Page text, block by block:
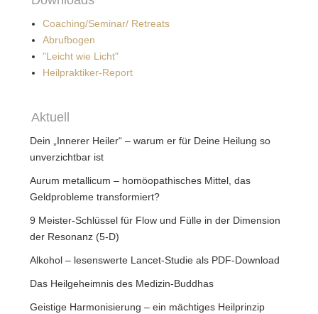
Coaching/Seminar/ Retreats
Abrufbogen
"Leicht wie Licht"
Heilpraktiker-Report
Aktuell
Dein „Innerer Heiler“ – warum er für Deine Heilung so
unverzichtbar ist
Aurum metallicum – homöopathisches Mittel, das
Geldprobleme transformiert?
9 Meister-Schlüssel für Flow und Fülle in der Dimension
der Resonanz (5-D)
Alkohol – lesenswerte Lancet-Studie als PDF-Download
Das Heilgeheimnis des Medizin-Buddhas
Geistige Harmonisierung – ein mächtiges Heilprinzip